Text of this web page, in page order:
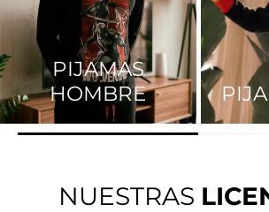
PIJAMAS
HOMBRE
NUESTRAS